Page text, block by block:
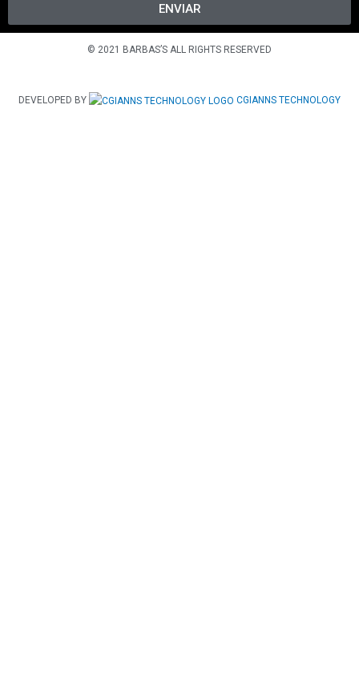
ENVIAR
© 2021 BARBAS’S ALL RIGHTS RESERVED
DEVELOPED BY CGIANNS TECHNOLOGY